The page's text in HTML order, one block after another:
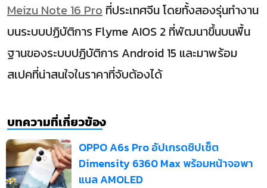
Meizu Note 16 Pro ที่ประเทศจีน โดยทั้งสองรุ่นทำงาน
บนระบบปฏิบัติการ Flyme AIOS 2 ที่พัฒนาขึ้นบนพื้น
ฐานของระบบปฏิบัติการ Android 15 และมาพร้อม
สเปคที่น่าสนใจในราคาที่จับต้องได้
บทความที่เกี่ยวข้อง
OPPO A6s Pro อัปเกรดชิปเซ็ต
Dimensity 6360 Max พร้อมหน้าจอพา
แนล AMOLED